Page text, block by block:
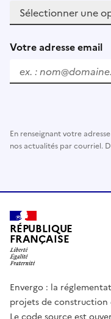
Votre adresse email
En renseignant votre
nos actualités par courriel.
RÉPUBLIQUE
FRANÇAISE
Envergo : la
projets de construction